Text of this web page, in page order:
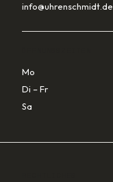
info@uhrenschmidt.de
Mo
Di – Fr
Sa